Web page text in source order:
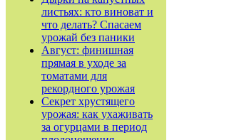
листьях: кто виноват и
что делать? Спасаем
урожай без паники
Август: финишная
прямая в уходе за
томатами для
рекордного урожая
Секрет хрустящего
урожая: как ухаживать
за огурцами в период